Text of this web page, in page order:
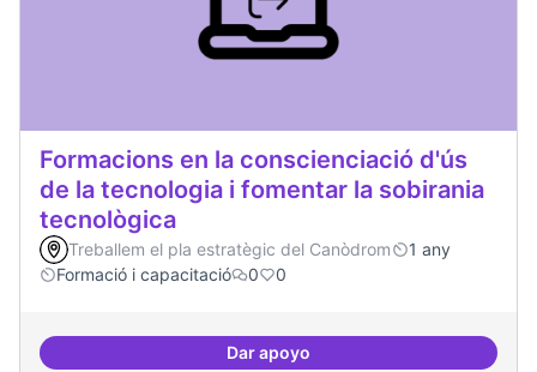
Formacions en la conscienciació d'ús
de la tecnologia i fomentar la sobirania
tecnològica
Treballem el pla estratègic del Canòdrom
1 any
Formació i capacitació
0 0
Dar apoyoFormacions en la